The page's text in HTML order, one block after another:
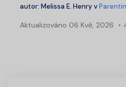
autor: Melissa E. Henry v
Aktualizováno 06 Kvě, 2026